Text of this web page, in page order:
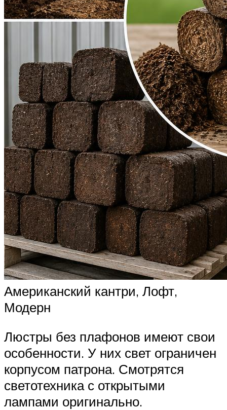
Американский кантри, Лофт,
Модерн
Люстры без плафонов имеют свои
особенности. У них свет ограничен
корпусом патрона. Смотрятся
светотехника с открытыми
лампами оригинально.